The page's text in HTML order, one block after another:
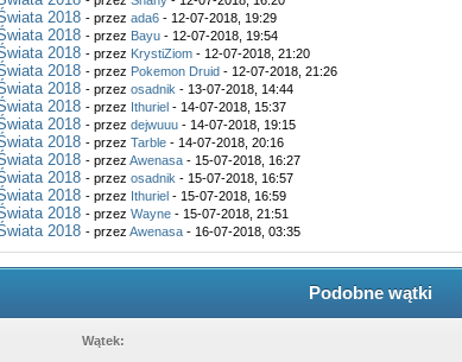
2018 - przezada6 - 12-07-2018, 19:29
2018 - przez Bayu - 12-07-2018, 19:54
2018 - przez KrystiZiom - 12-07-2018, 21:20
2018 - przez Pokemon Druid - 12-07-2018, 21:26
2018 - przezosadnik - 13-07-2018, 14:44
2018 - przez Ithuriel - 14-07-2018, 15:37
2018 - przezdejwuuu - 14-07-2018, 19:15
2018 - przezTarble - 14-07-2018, 20:16
2018 - przezAwenasa - 15-07-2018, 16:27
2018 - przezosadnik - 15-07-2018, 16:57
2018 - przez Ithuriel - 15-07-2018, 16:59
2018 - przezWayne - 15-07-2018, 21:51
2018 - przezAwenasa - 16-07-2018, 03:35
Podobne wątki
Wątek: